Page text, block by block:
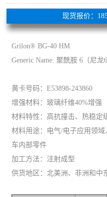
现货报价：
Grilon® BG-40 HM
Generic Name: 聚酰胺 6（尼
黄卡号码：E53898-243860
增强材料：玻璃纤维40%增强
材料特性：高抗撞击、热稳定
材料用途：电气/电子应用领
车内部零件
加工方法：注射成型
供货地区：北美洲、非洲和中